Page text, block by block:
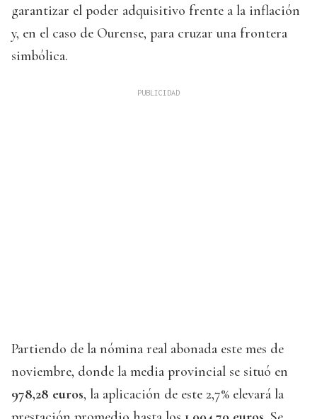
garantizar el poder adquisitivo frente a la inflación
y, en el caso de Ourense, para cruzar una frontera
simbólica.
Partiendo de la nómina real abonada este mes de
noviembre, donde la media provincial se situó en
978,28 euros, la aplicación de este 2,7% elevará la